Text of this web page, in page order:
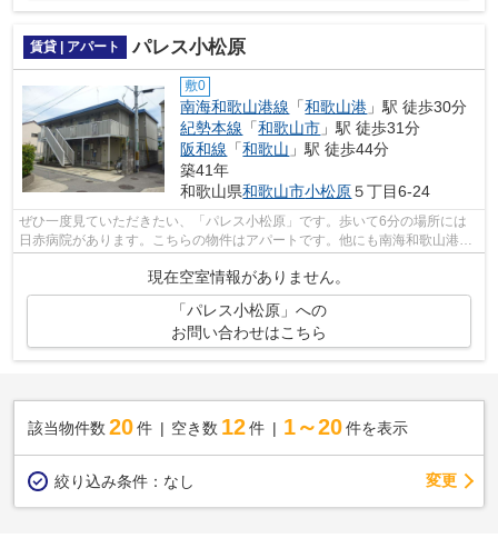
賃貸 | アパート パレス小松原
敷0
南海和歌山港線 「和歌山港 」駅 徒歩30分
紀勢本線 「和歌山市 」駅 徒歩31分
阪和線 「和歌山 」駅 徒歩44分
築41年
和歌山県和歌山市小松原５丁目6-24
ぜひ一度見ていただきたい、「パレス小松原」です。歩いて6分の場所には
日赤病院があります。こちらの物件はアパートです。他にも南海和歌山港線
和歌山港近くの物件をご覧になりたいの...
現在空室情報がありません。
「パレス小松原」への
お問い合わせはこちら
該当物件数 20件 空き数 12 件 1～20 件を表示
絞り込み条件： なし 変更